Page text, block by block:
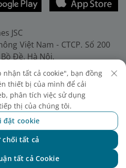
JSC
Việt Nam - CTCP. Số 200
Đề, Hà Nội.
38272289. Fax: (+84-24)
ký doanh nghiệp, mã số
đăng ký lần đầu ngày
thay đổi lần thứ 10 ngày
chính Thành phố Hà Nội.
nhận tất cả cookie", bạn đồng
thiết bị của mình để cải
phân tích việc sử dụng
thị của chúng tôi.
đặt cookie
chối tất cả
tất cả Cookie